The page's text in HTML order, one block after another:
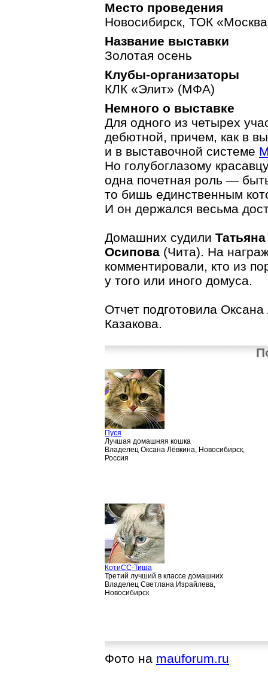
Место проведения
Новосибирск, ТОК
Название выставки
Золотая осень
Клубы-организаторы
КЛК «Элит» (МФА)
Немного о выставке
Для одного из четырех
дебютной, причем, как в
и в выставочной системе
Но голубоглазому
одна почетная роль —
то бишь единственным
И он держался весьма
Домашних судили
Осипова (Чита). На
комментировали, кто из
у того или иного домуса.
Отчет подготовила
Казакова.
Пуся
Лучшая домашняя кошка
Владелец Оксана Лёвкина, Новосибирск,
Россия
КотиСС-Тиша
Третий лучший в классе домашних
Владелец Светлана Израйлева,
Новосибирск
Фото на mauforum.ru